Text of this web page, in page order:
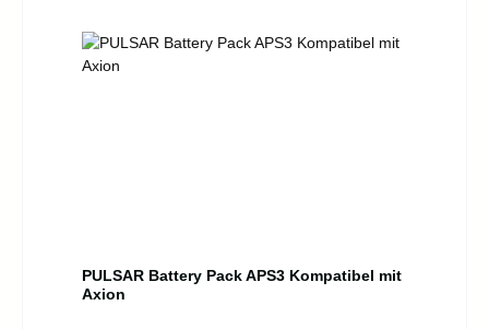
PULSAR Battery Pack APS3 Kompatibel mit
Axion